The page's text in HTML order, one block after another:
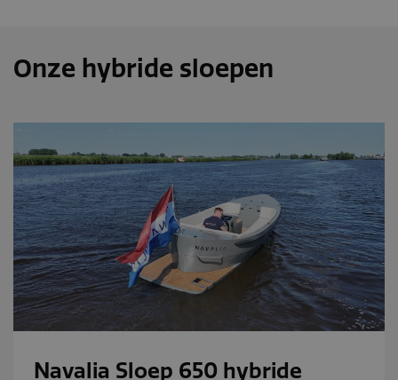
Onze hybride sloepen
Navalia Sloep 650 hybride